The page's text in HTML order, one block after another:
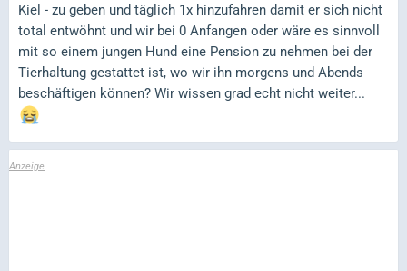
Kiel - zu geben und täglich 1x hinzufahren damit er sich nicht
total entwöhnt und wir bei 0 Anfangen oder wäre es sinnvoll
mit so einem jungen Hund eine Pension zu nehmen bei der
Tierhaltung gestattet ist, wo wir ihn morgens und Abends
beschäftigen können? Wir wissen grad echt nicht weiter...